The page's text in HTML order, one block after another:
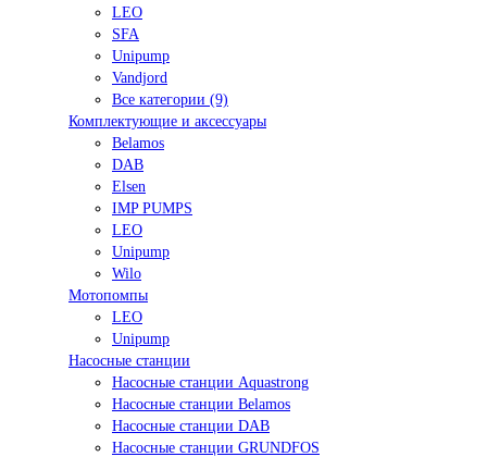
LEO
SFA
Unipump
Vandjord
Все категории (9)
Комплектующие и аксессуары
Belamos
DAB
Elsen
IMP PUMPS
LEO
Unipump
Wilo
Мотопомпы
LEO
Unipump
Насосные станции
Насосные станции Aquastrong
Насосные станции Belamos
Насосные станции DAB
Насосные станции GRUNDFOS